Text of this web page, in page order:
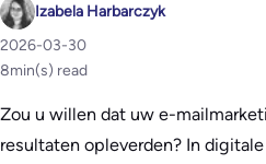
Izabela Harbarczyk
2026-03-30
8min(s) read
Zou u willen dat uw e-
resultaten opleverden? In